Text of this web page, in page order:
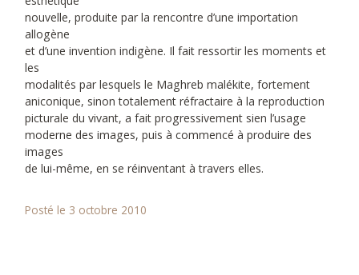
nouvelle, produite par la rencontre d’une importation
allogène
et d’une invention indigène. Il fait ressortir les moments et
les
modalités par lesquels le Maghreb malékite, fortement
aniconique, sinon totalement réfractaire à la reproduction
picturale du vivant, a fait progressivement sien l’usage
moderne des images, puis à commencé à produire des
images
de lui-même, en se réinventant à travers elles.
Posté le 3 octobre 2010